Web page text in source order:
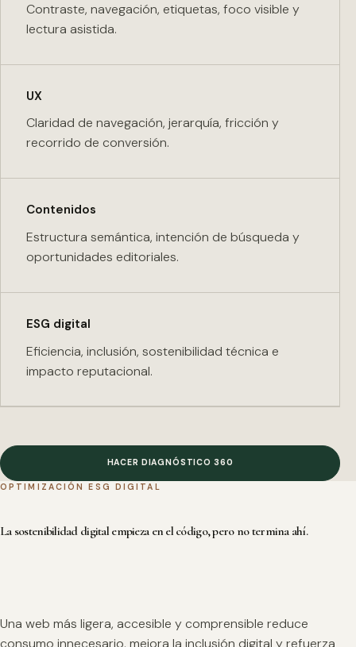
Contraste, navegación, etiquetas, foco visible y
lectura asistida.
UX
Claridad de navegación, jerarquía, fricción y
recorrido de conversión.
Contenidos
Estructura semántica, intención de búsqueda y
oportunidades editoriales.
ESG digital
Eficiencia, inclusión, sostenibilidad técnica e
impacto reputacional.
HACER DIAGNÓSTICO 360
OPTIMIZACIÓN ESG DIGITAL
La sostenibilidad digital empieza en el código, pero no termina ahí.
Una web más ligera, accesible y comprensible reduce
consumo innecesario, mejora la inclusión digital y refuerza